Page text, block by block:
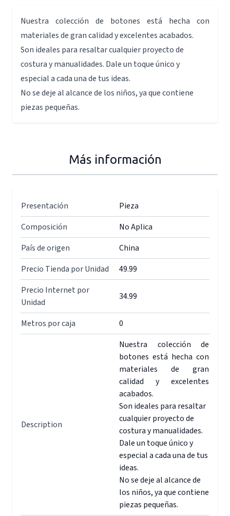
Nuestra colección de botones está hecha con
materiales de gran calidad y excelentes acabados.
Son ideales para resaltar cualquier proyecto de
costura y manualidades. Dale un toque único y
especial a cada una de tus ideas.
No se deje al alcance de los niños, ya que contiene
piezas pequeñas.
Más información
Presentación
Pieza
Composición
No Aplica
País de origen
China
Precio Tienda por Unidad
49.99
Precio Internet por
Unidad
34.99
Metros por caja 0
Description
Nuestra colección de
botones está hecha con
materiales de gran
calidad y excelentes
acabados.
Son ideales para resaltar
cualquier proyecto de
costura y manualidades.
Dale un toque único y
especial a cada una de tus
ideas.
No se deje al alcance de
los niños, ya que contiene
piezas pequeñas.